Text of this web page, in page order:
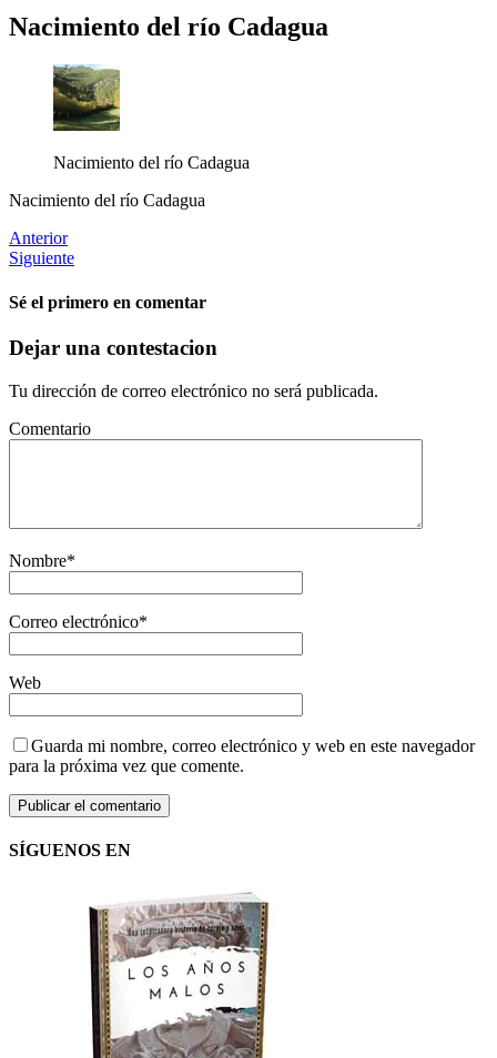
Nacimiento del río Cadagua
Nacimiento del río Cadagua
Nacimiento del río Cadagua
Anterior
Siguiente
Sé el primero en comentar
Dejar una contestacion
Tu dirección de correo electrónico no será publicada.
Comentario
Nombre*
Correo electrónico*
Web
Guarda mi nombre, correo electrónico y web en este navegador
para la próxima vez que comente.
SÍGUENOS EN